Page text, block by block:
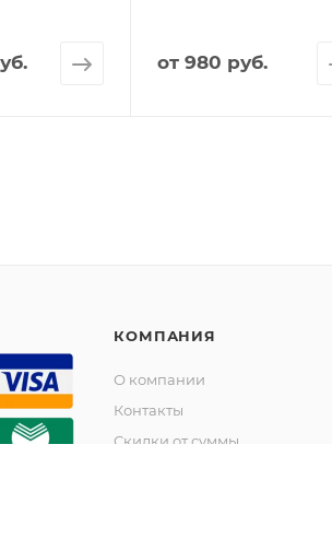
от 980 руб.
КОМПАНИЯ
О компании
Контакты
Скидки от суммы